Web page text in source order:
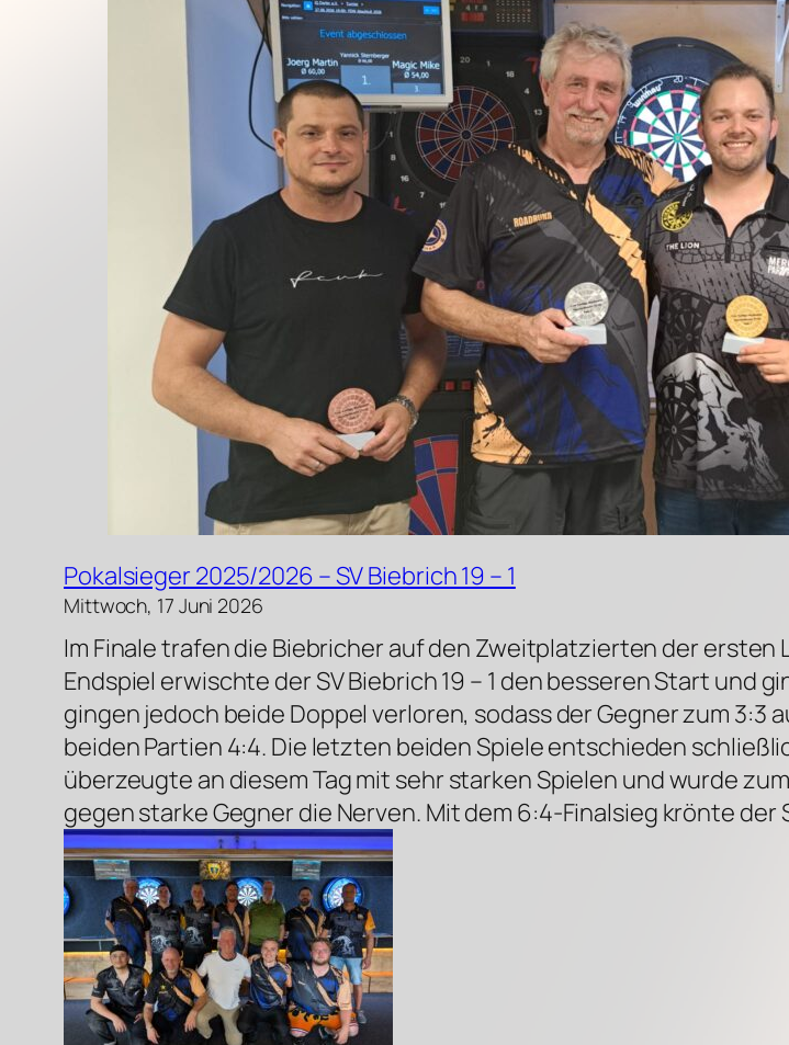
Pokalsieger 2025/2026 – SV Biebrich 19 – 1
Mittwoch, 17 Juni 2026
Im Finale trafen die Biebricher auf den Zweitplatzierten der ersten
Endspiel erwischte der SV Biebrich 19 – 1 den besseren Start und
gingen jedoch beide Doppel verloren, sodass der Gegner zum
beiden Partien 4:4. Die letzten beiden Spiele entschieden
überzeugte an diesem Tag mit sehr starken Spielen und wurde
gegen starke Gegner die Nerven. Mit dem 6:4-Finalsieg krönte der